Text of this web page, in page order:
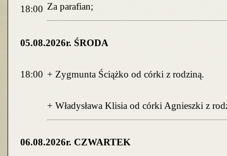
18:00 Za parafian;
05.08.2026r. ŚRODA
18:00 + Zygmunta Ściążko od córki z rodziną.
+ Władysława Klisia od córki Agnieszki z
06.08.2026r. CZWARTEK